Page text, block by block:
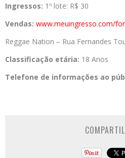
Ingressos: 1º lote: R$ 30
Vendas: www.meuingresso.com/
Reggae Nation – Rua Fernandes
Classificação etária: 18 Anos
Telefone de informações ao